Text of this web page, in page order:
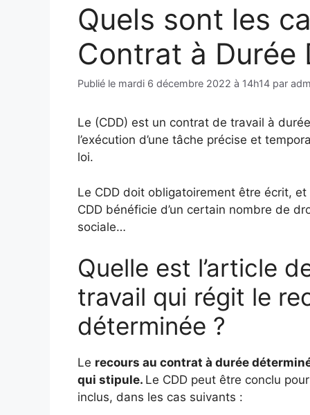
Quels sont les
Contrat à Durée
Publié le mardi 6 décembre 2022 à 14h14 par
Le (CDD) est un contrat de travail à
l’exécution d’une tâche précise et
loi.
Le CDD doit obligatoirement être écrit,
CDD bénéficie d’un certain nombre de
sociale…
Quelle est l’article
travail qui régit le
déterminée ?
Le recours au contrat à durée
qui stipule. Le CDD peut être conclu
inclus, dans les cas suivants :